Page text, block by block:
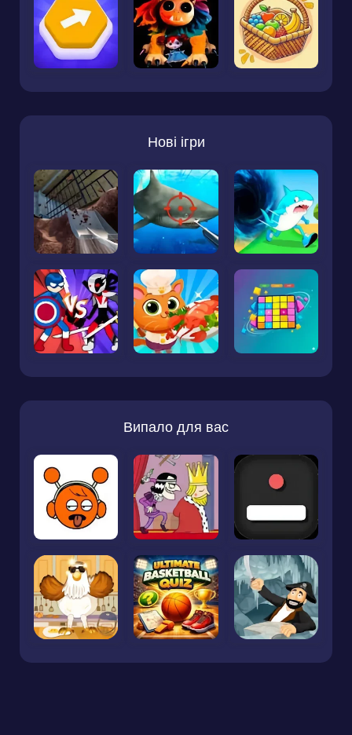
Нові ігри
Випало для вас